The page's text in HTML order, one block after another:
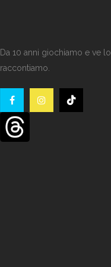
Da 10 anni giochiamo e ve lo
raccontiamo.